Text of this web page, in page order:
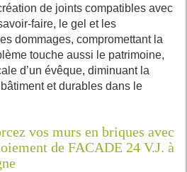
de joints compatibles avec
faire, le gel et les
dommages, compromettant la
touche aussi le patrimoine,
d’un évêque, diminuant la
et durables dans le
vos murs en briques avec
de FACADE 24 V.J. à